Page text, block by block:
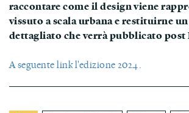
raccontare come il design viene
vissuto a scala urbana e restituirne
dettagliato che verrà pubblicato post
A seguente link l'edizione 2024.